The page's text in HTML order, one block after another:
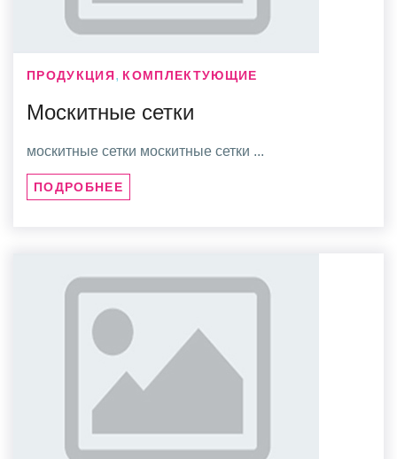
ПРОДУКЦИЯ, КОМПЛЕКТУЮЩИЕ
Москитные сетки
москитные сетки москитные сетки ...
ПОДРОБНЕЕ